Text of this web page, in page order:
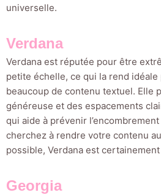
universelle.
Verdana
Verdana est réputée pour être
petite échelle, ce qui la rend
beaucoup de contenu textuel. Elle
généreuse et des espacements
qui aide à prévenir
cherchez à rendre votre contenu
possible, Verdana est
Georgia